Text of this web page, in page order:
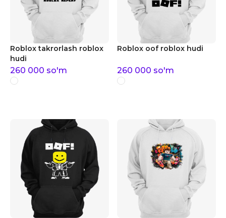
Roblox takrorlash roblox
hudi
260 000 so'm
Roblox oof roblox hudi
260 000 so'm